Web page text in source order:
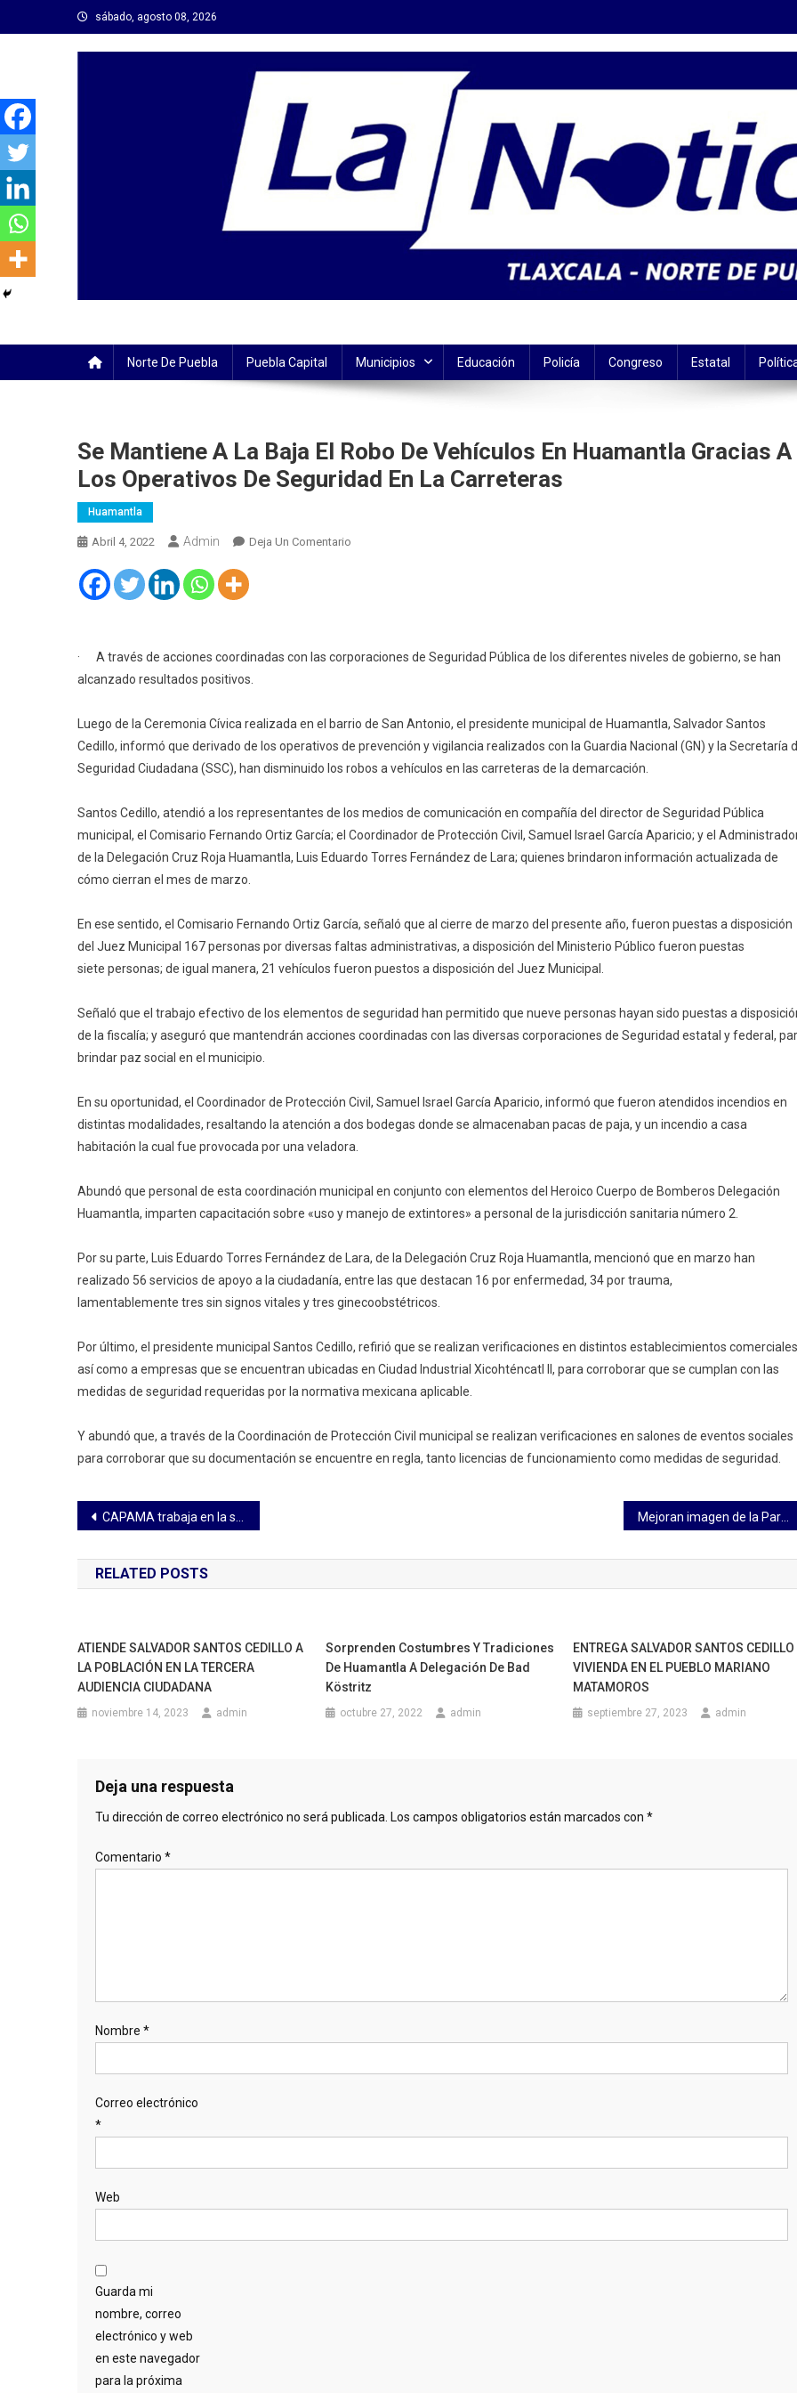
al
sábado, agosto 08, 2026
Norte De Puebla Puebla Capital Municipios Educación Policía Congreso Estatal
Se Mantiene A La Baja El Robo De Vehículos En Huamantla Gracias A
Los Operativos De Seguridad En La Carreteras
Huamantla
Abril 4, 2022 Admin Deja Un Comentario
El
Vehículos
En
Huamantla
A
Los
La
Carreteras
· A través de acciones coordinadas con las corporaciones de Seguridad Pública de los diferentes niveles de gobierno, se han
alcanzado resultados positivos.
Luego de la Ceremonia Cívica realizada en el barrio de San Antonio, el presidente municipal de Huamantla, Salvador Santos
Cedillo, informó que derivado de los operativos de prevención y vigilancia realizados con la Guardia Nacional (GN) y la Secretaría
Seguridad Ciudadana (SSC), han disminuido los robos a vehículos en las carreteras de la demarcación.
Santos Cedillo, atendió a los representantes de los medios de comunicación en compañía del director de Seguridad Pública
municipal, el Comisario Fernando Ortiz García; el Coordinador de Protección Civil, Samuel Israel García Aparicio; y el
de la Delegación Cruz Roja Huamantla, Luis Eduardo Torres Fernández de Lara; quienes brindaron información actualizada de
cómo cierran el mes de marzo.
En ese sentido, el Comisario Fernando Ortiz García, señaló que al cierre de marzo del presente año, fueron puestas a disposición
del Juez Municipal 167 personas por diversas faltas administrativas, a disposición del Ministerio Público fueron puestas
siete personas; de igual manera, 21 vehículos fueron puestos a disposición del Juez Municipal.
Señaló que el trabajo efectivo de los elementos de seguridad han permitido que nueve personas hayan sido puestas a
de la fiscalía; y aseguró que mantendrán acciones coordinadas con las diversas corporaciones de Seguridad estatal y federal,
brindar paz social en el municipio.
En su oportunidad, el Coordinador de Protección Civil, Samuel Israel García Aparicio, informó que fueron atendidos incendios en
distintas modalidades, resaltando la atención a dos bodegas donde se almacenaban pacas de paja, y un incendio a casa
habitación la cual fue provocada por una veladora.
Abundó que personal de esta coordinación municipal en conjunto con elementos del Heroico Cuerpo de Bomberos Delegación
Huamantla, imparten capacitación sobre «uso y manejo de extintores» a personal de la jurisdicción sanitaria número 2.
Por su parte, Luis Eduardo Torres Fernández de Lara, de la Delegación Cruz Roja Huamantla, mencionó que en marzo han
realizado 56 servicios de apoyo a la ciudadanía, entre las que destacan 16 por enfermedad, 34 por trauma,
lamentablemente tres sin signos vitales y tres ginecoobstétricos.
Por último, el presidente municipal Santos Cedillo, refirió que se realizan verificaciones en distintos establecimientos
así como a empresas que se encuentran ubicadas en Ciudad Industrial Xicohténcatl II, para corroborar que se cumplan con las
medidas de seguridad requeridas por la normativa mexicana aplicable.
Y abundó que, a través de la Coordinación de Protección Civil municipal se realizan verificaciones en salones de eventos sociales
para corroborar que su documentación se encuentre en regla, tanto licencias de funcionamiento como medidas de seguridad.
Navegación
de
entradas
CAPAMA trabaja en la sustitución de tapas Mejoran imagen de la Parroquia de Santiago Apóstol Tetla
RELATED POSTS
ATIENDE SALVADOR SANTOS CEDILLO A
LA POBLACIÓN EN LA TERCERA
AUDIENCIA CIUDADANA
noviembre 14, 2023 admin
Sorprenden Costumbres Y Tradiciones
De Huamantla A Delegación De Bad
Köstritz
octubre 27, 2022 admin
ENTREGA SALVADOR SANTOS CEDILLO
VIVIENDA EN EL PUEBLO MARIANO
MATAMOROS
septiembre 27, 2023 admin
Deja una respuesta
Tu dirección de correo electrónico no será publicada. Los campos obligatorios están marcados con *
Comentario *
Nombre *
Correo electrónico
*
Web
Guarda mi
nombre, correo
electrónico y web
en este navegador
para la próxima